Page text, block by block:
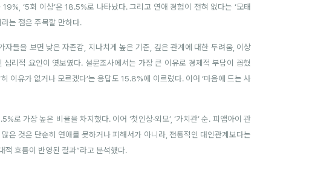
‘5회 이상’은 18.5%로 나타났다. 그리고 연애 경험이 전혀 없다는 ‘모태
는 점은 주목할 만하다.
들을 보면 낮은 자존감, 지나치게 높은 기준, 깊은 관계에 대한 두려움, 이상
리적 요인이 엿보였다. 설문조사에서는 가장 큰 이유로 경제적 부담이 꼽혔
이유가 없거나 모르겠다’는 응답도 15.8%에 이르렀다. 이어 ‘마음에 드는 사
로 가장 높은 비율을 차지했다. 이어 ‘첫인상·외모’, ‘가치관’ 순. 피앰아이 관
은 것은 단순히 연애를 못하거나 피해서가 아니라, 전통적인 대인관계보다는
적 흐름이 반영된 결과”라고 분석했다.